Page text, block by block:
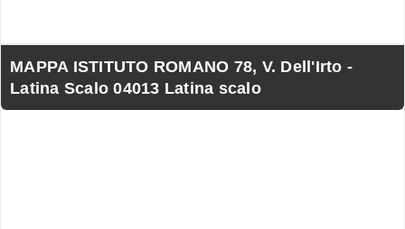
MAPPA ISTITUTO ROMANO 78, V. Dell'Irto -
Latina Scalo 04013 Latina scalo